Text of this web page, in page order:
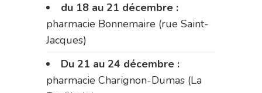
du 18 au 21 décembre :
pharmacie Bonnemaire (rue Saint-
Jacques)
Du 21 au 24 décembre :
pharmacie Charignon-Dumas (La